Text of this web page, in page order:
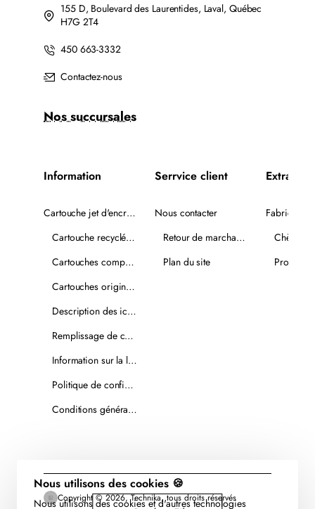
Nous utilisons des cookies 🍪
Nous utilisons des cookies et d'autres technologies
155 D, Boulevard des Laurentides, Laval, Québec
H7G 2T4
450 663-3332
Contactez-nous
Nos succursales
Information
Cartouche jet d'encre recyclée
Cartouche recyclée PLUS
Cartouches compatibles
Cartouches originales
Description des icônes
Remplissage de cartouches
Information sur la livraison
Politique de confidentialité
Conditions générales de vente
Serrvice client
Nous contacter
Retour de marchandise
Plan du site
Extra
Fabricants
Copyright © 2026, Technika, tous droits réservés